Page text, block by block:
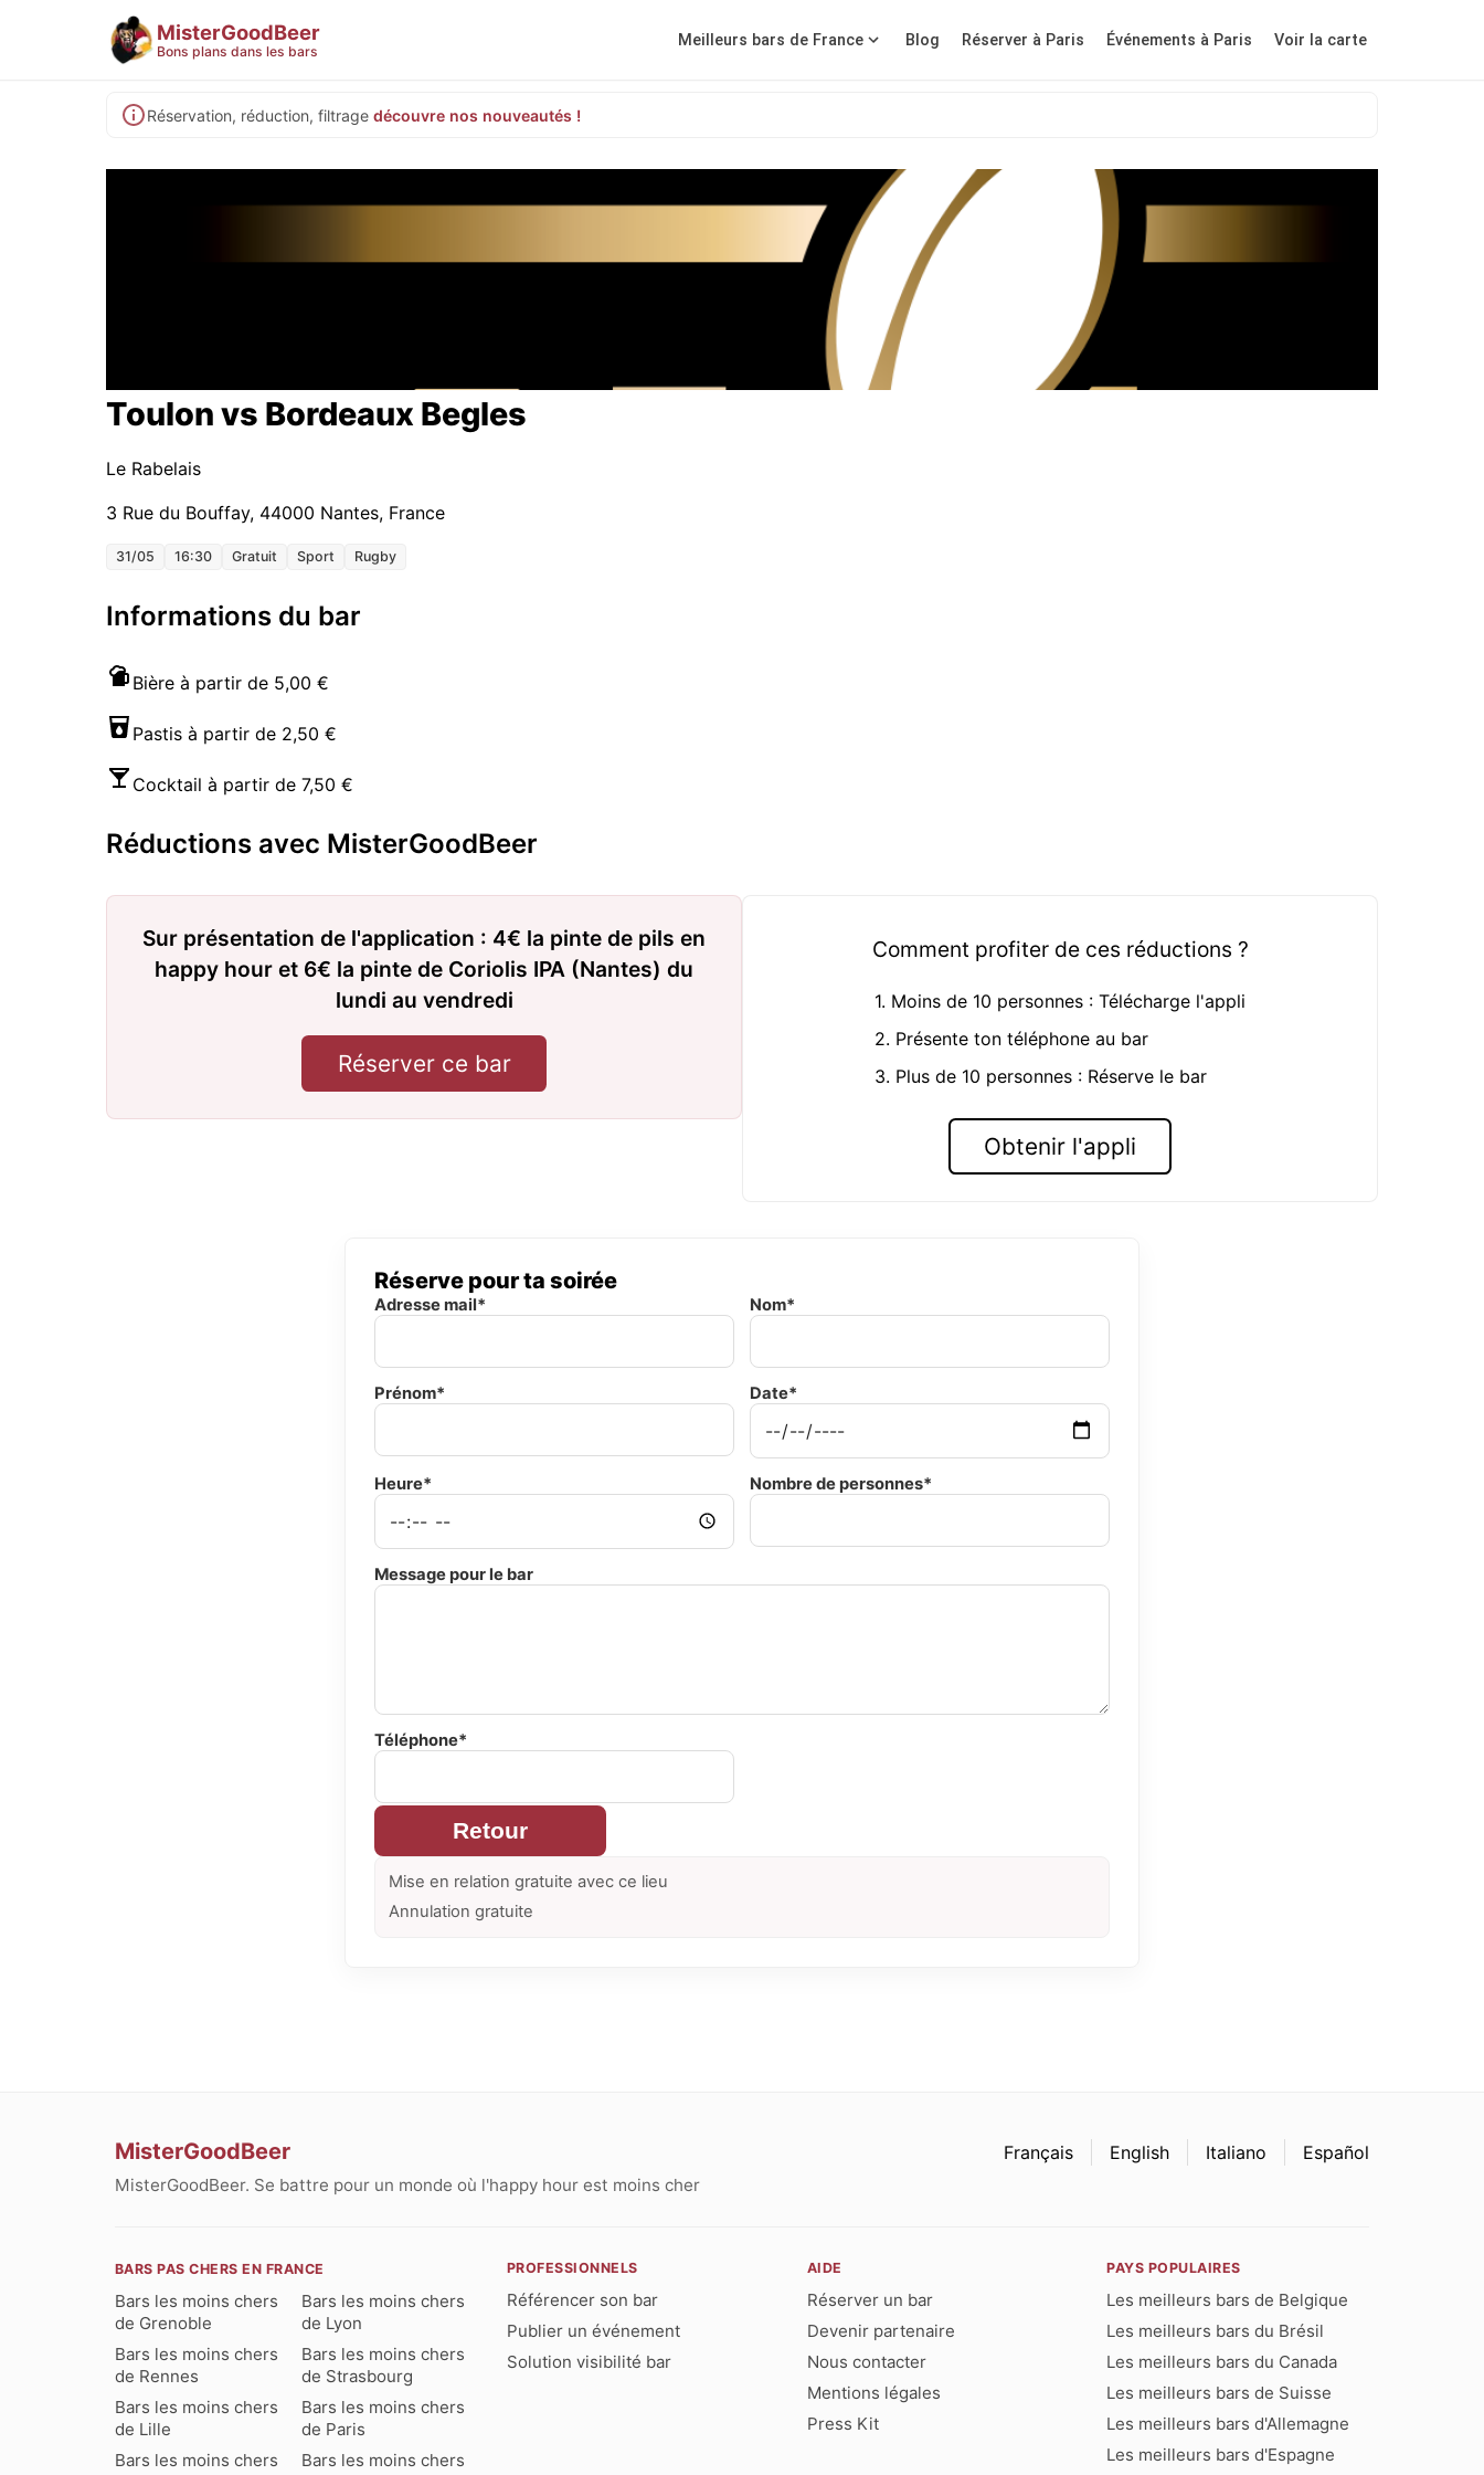
MisterGoodBeer
Bons plans dans les bars
Meilleurs bars de France Blog Réserver à Paris Événements à Paris Voir la carte
Réservation, réduction, filtrage découvre nos nouveautés !
Toulon vs Bordeaux Begles
Le Rabelais
3 Rue du Bouffay, 44000 Nantes, France
31/05 16:30 Gratuit Sport Rugby
Informations du bar
Bière à partir de 5,00 €
Pastis à partir de 2,50 €
Cocktail à partir de 7,50 €
Réductions avec MisterGoodBeer
Sur présentation de l'application : 4€ la pinte de pils en
happy hour et 6€ la pinte de Coriolis IPA (Nantes) du
lundi au vendredi
Réserver ce bar
Comment profiter de ces réductions ?
1. Moins de 10 personnes : Télécharge l'appli
2. Présente ton téléphone au bar
3. Plus de 10 personnes : Réserve le bar
Obtenir l'appli
Réserve pour ta soirée
Adresse mail* Nom*
Prénom* Date*
Heure* Nombre de personnes*
Message pour le bar
Téléphone*
Retour
Mise en relation gratuite avec ce lieu
Annulation gratuite
MisterGoodBeer
MisterGoodBeer. Se battre pour un monde où l'happy hour est moins cher
Français English Italiano Español
BARS PAS CHERS EN FRANCE
Bars les moins chers
de Grenoble
Bars les moins chers
de Lyon
Bars les moins chers
de Rennes
Bars les moins chers
de Strasbourg
Bars les moins chers
de Lille
Bars les moins chers
de Paris
Bars les moins chers
Bars les moins chers
PROFESSIONNELS
Référencer son bar
Publier un événement
Solution visibilité bar
AIDE
Réserver un bar
Devenir partenaire
Nous contacter
Mentions légales
Press Kit
PAYS POPULAIRES
Les meilleurs bars de Belgique
Les meilleurs bars du Brésil
Les meilleurs bars du Canada
Les meilleurs bars de Suisse
Les meilleurs bars d'Allemagne
Les meilleurs bars d'Espagne